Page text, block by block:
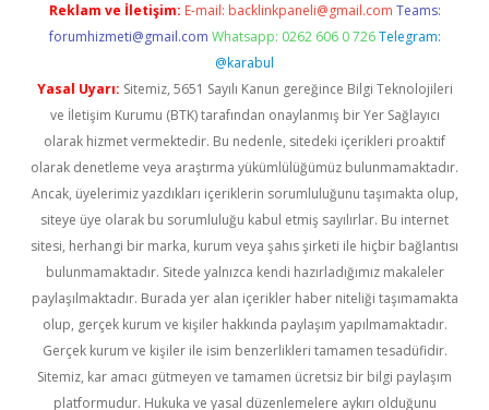
Reklam ve İletişim: E-mail: backlinkpaneli@gmail.com Teams:
forumhizmeti@gmail.com Whatsapp: 0262 606 0 726 Telegram:
@karabul
Yasal Uyarı: Sitemiz, 5651 Sayılı Kanun gereğince Bilgi Teknolojileri
ve İletişim Kurumu (BTK) tarafından onaylanmış bir Yer Sağlayıcı
olarak hizmet vermektedir. Bu nedenle, sitedeki içerikleri proaktif
olarak denetleme veya araştırma yükümlülüğümüz bulunmamaktadır.
Ancak, üyelerimiz yazdıkları içeriklerin sorumluluğunu taşımakta olup,
siteye üye olarak bu sorumluluğu kabul etmiş sayılırlar. Bu internet
sitesi, herhangi bir marka, kurum veya şahıs şirketi ile hiçbir bağlantısı
bulunmamaktadır. Sitede yalnızca kendi hazırladığımız makaleler
paylaşılmaktadır. Burada yer alan içerikler haber niteliği taşımamakta
olup, gerçek kurum ve kişiler hakkında paylaşım yapılmamaktadır.
Gerçek kurum ve kişiler ile isim benzerlikleri tamamen tesadüfidir.
Sitemiz, kar amacı gütmeyen ve tamamen ücretsiz bir bilgi paylaşım
platformudur. Hukuka ve yasal düzenlemelere aykırı olduğunu